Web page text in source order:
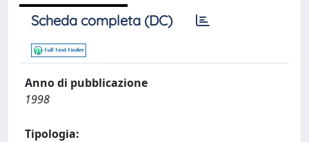
Scheda completa (DC)
Anno di pubblicazione
1998
Tipologia: